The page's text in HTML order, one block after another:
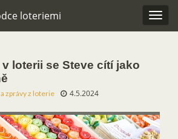
loteriemi
loterii se Steve cítí jako
zprávy z loterie 4.5.2024